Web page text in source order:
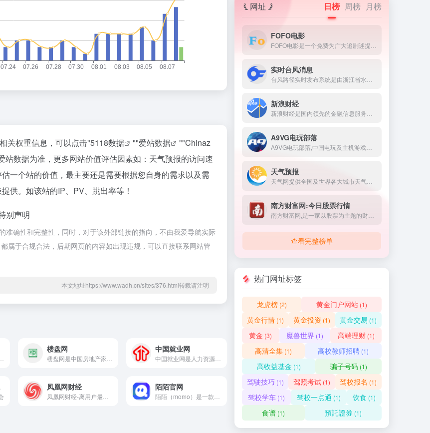
关权重信息，可以点击"5118数据 ""爱站数据 ""Chinaz
数据为准，更多网站价值评估因素如：天气预报的访问速
一个站的价值，最主要还是需要根据您自身的需求以及需
供。如该站的IP、PV、跳出率等！
别声明
确性和完整性，同时，对于该外部链接的指向，不由我爱导航实际
属于合规合法，后期网页的内容如出现违规，可以直接联系网站管
本文地址https://www.wadh.cn/sites/376.html转载请注明
楼盘网 中国就业网
凤凰网财经 陌陌官网
网址 日榜 周榜 月榜
FOFO电影
实时台风消息
新浪财经
A9VG电玩部落
天气预报
南方财富网:今日股票行情
查看完整榜单
热门网址标签
龙虎榜(2) 黄金门户网站(1)
黄金行情(1) 黄金投资 (1) 黄金交易 (1)
黄金 (3) 魔兽世界 (1) 高端理财(1)
高清全集 (1) 高校教师招聘 (1)
高收益基金 (1) 骗子号码(1)
驾驶技巧 (1) 驾照考试(1) 驾校报名 (1)
驾校学车 (1) 驾校一点通 (1) 饮食 (1)
食谱 (1) 預託證券 (1)